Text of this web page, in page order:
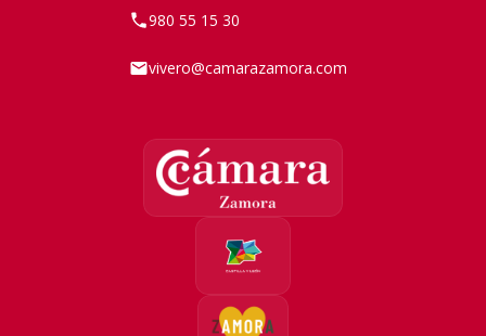
980 55 15 30
vivero@camarazamora.com